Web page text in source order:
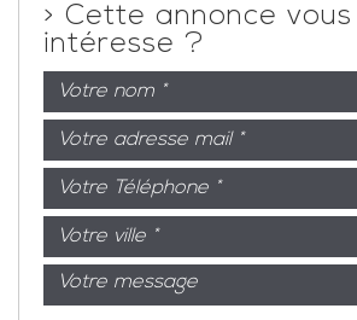
> Cette annonce vous
intéresse ?